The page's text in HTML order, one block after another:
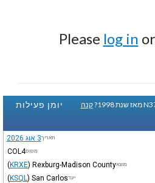
Please log in or
יומן פעילות
קנה
תאריך3 אוג 2026
מטוסCOL4
מוצאRexburg-Madison County
(KRXE)
יעדSan Carlos
(KSQL )